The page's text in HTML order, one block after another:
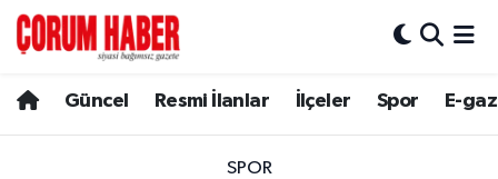
Güncel Resmi İlanlar İlçeler Spor E-
SPOR
Spor
Hava Durumu